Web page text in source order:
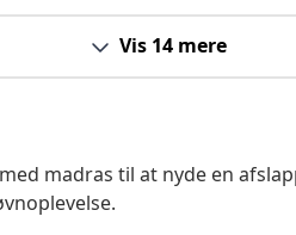
Vis 14 mere
madras til at nyde en